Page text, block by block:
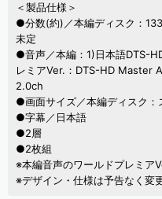
＜製品仕様＞
●分数(約)／本編ディスク：
未定
●音声／本編：1)日本語DTS-
レミアVer.：DTS-HD Master
2.0ch
●画面サイズ／本編ディスク：
●字幕／日本語
●2層
●2枚組
※本編音声のワールドプレミア
※デザイン・仕様は予告なく変